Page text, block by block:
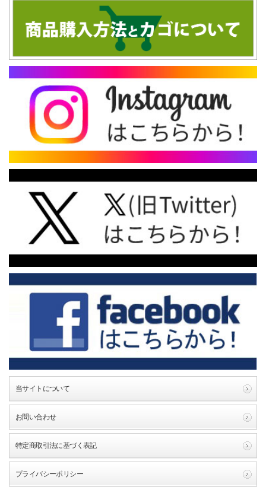
当サイトについて
お問い合わせ
特定商取引法に基づく表記
プライバシーポリシー